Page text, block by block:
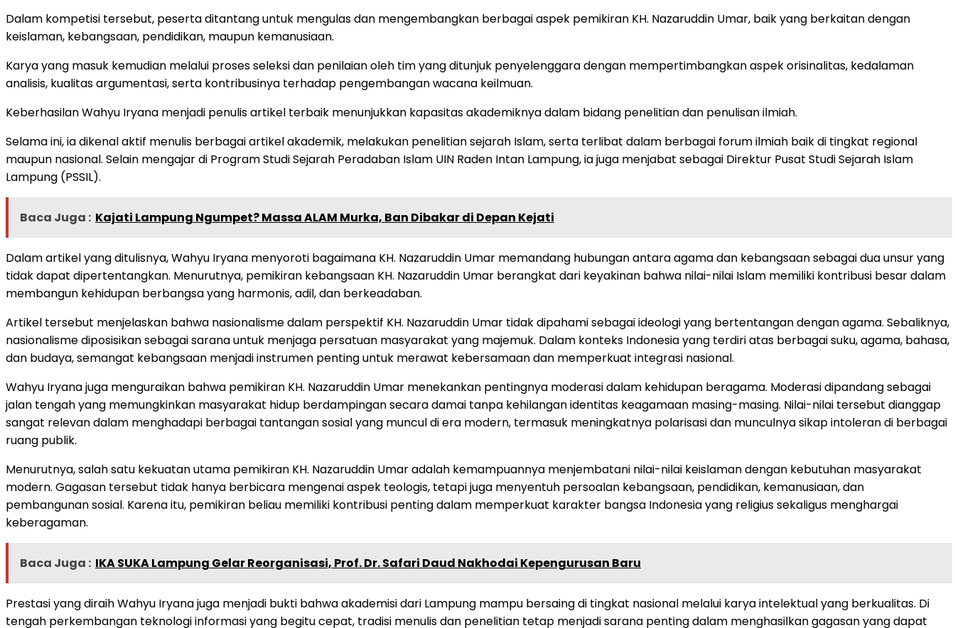
Dalam kompetisi tersebut, peserta ditantang untuk mengulas dan mengembangkan berbagai aspek pemikiran KH. Nazaruddin Umar, baik yang berkaitan dengan
keislaman, kebangsaan, pendidikan, maupun kemanusiaan.
Karya yang masuk kemudian melalui proses seleksi dan penilaian oleh tim yang ditunjuk penyelenggara dengan mempertimbangkan aspek orisinalitas, kedalaman
analisis, kualitas argumentasi, serta kontribusinya terhadap pengembangan wacana keilmuan.
Keberhasilan Wahyu Iryana menjadi penulis artikel terbaik menunjukkan kapasitas akademiknya dalam bidang penelitian dan penulisan ilmiah.
Selama ini, ia dikenal aktif menulis berbagai artikel akademik, melakukan penelitian sejarah Islam, serta terlibat dalam berbagai forum ilmiah baik di tingkat regional
maupun nasional. Selain mengajar di Program Studi Sejarah Peradaban Islam UIN Raden Intan Lampung, ia juga menjabat sebagai Direktur Pusat Studi Sejarah Islam
Lampung (PSSIL).
Baca Juga : Kajati Lampung Ngumpet? Massa ALAM Murka, Ban Dibakar di Depan Kejati
Dalam artikel yang ditulisnya, Wahyu Iryana menyoroti bagaimana KH. Nazaruddin Umar memandang hubungan antara agama dan kebangsaan sebagai dua unsur yang
tidak dapat dipertentangkan. Menurutnya, pemikiran kebangsaan KH. Nazaruddin Umar berangkat dari keyakinan bahwa nilai-nilai Islam memiliki kontribusi besar dalam
membangun kehidupan berbangsa yang harmonis, adil, dan berkeadaban.
Artikel tersebut menjelaskan bahwa nasionalisme dalam perspektif KH. Nazaruddin Umar tidak dipahami sebagai ideologi yang bertentangan dengan agama. Sebaliknya,
nasionalisme diposisikan sebagai sarana untuk menjaga persatuan masyarakat yang majemuk. Dalam konteks Indonesia yang terdiri atas berbagai suku, agama, bahasa,
dan budaya, semangat kebangsaan menjadi instrumen penting untuk merawat kebersamaan dan memperkuat integrasi nasional.
Wahyu Iryana juga menguraikan bahwa pemikiran KH. Nazaruddin Umar menekankan pentingnya moderasi dalam kehidupan beragama. Moderasi dipandang sebagai
jalan tengah yang memungkinkan masyarakat hidup berdampingan secara damai tanpa kehilangan identitas keagamaan masing-masing. Nilai-nilai tersebut dianggap
sangat relevan dalam menghadapi berbagai tantangan sosial yang muncul di era modern, termasuk meningkatnya polarisasi dan munculnya sikap intoleran di berbagai
ruang publik.
Menurutnya, salah satu kekuatan utama pemikiran KH. Nazaruddin Umar adalah kemampuannya menjembatani nilai-nilai keislaman dengan kebutuhan masyarakat
modern. Gagasan tersebut tidak hanya berbicara mengenai aspek teologis, tetapi juga menyentuh persoalan kebangsaan, pendidikan, kemanusiaan, dan
pembangunan sosial. Karena itu, pemikiran beliau memiliki kontribusi penting dalam memperkuat karakter bangsa Indonesia yang religius sekaligus menghargai
keberagaman.
Baca Juga : IKA SUKA Lampung Gelar Reorganisasi, Prof. Dr. Safari Daud Nakhodai Kepengurusan Baru
Prestasi yang diraih Wahyu Iryana juga menjadi bukti bahwa akademisi dari Lampung mampu bersaing di tingkat nasional melalui karya intelektual yang berkualitas. Di
tengah perkembangan teknologi informasi yang begitu cepat, tradisi menulis dan penelitian tetap menjadi sarana penting dalam menghasilkan gagasan yang dapat